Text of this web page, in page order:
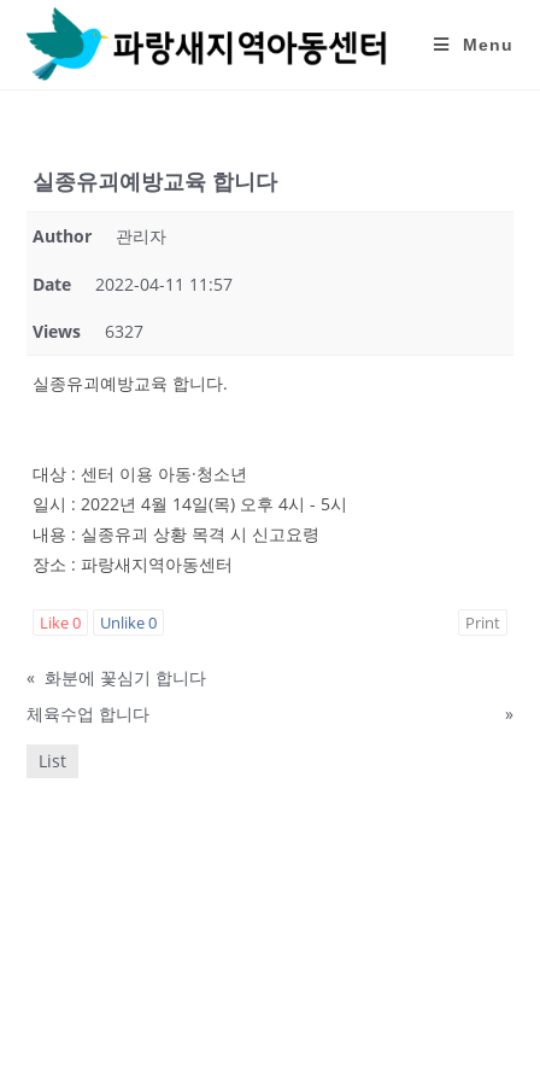
content
Menu
실종유괴예방교육 합니다
Author 관리자
Date 2022-04-11 11:57
Views 6327
실종유괴예방교육 합니다.
대상 : 센터 이용 아동·청소년
일시 : 2022년 4월 14일(목) 오후 4시 - 5시
내용 : 실종유괴 상황 목격 시 신고요령
장소 : 파랑새지역아동센터
Like0 Unlike0 Print
« 화분에 꽃심기 합니다
체육수업 합니다
»
List